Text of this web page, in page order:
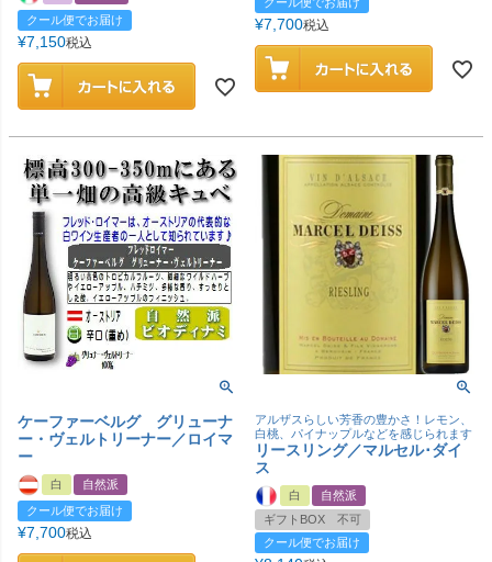
クール便でお届け
¥7,150税込
クール便でお届け
¥7,700税込
ケーファーベルグ グリューナ
ー・ヴェルトリーナー／ロイマ
ー
白
自然派
クール便でお届け
¥7,700税込
アルザスらしい芳香の豊かさ！レモン、
白桃、パイナップルなどを感じられます
リースリング／マルセル･ダイ
ス
白
自然派
ギフトBOX 不可
クール便でお届け